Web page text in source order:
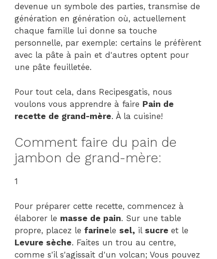
devenue un symbole des parties, transmise de
génération en génération où, actuellement
chaque famille lui donne sa touche
personnelle, par exemple: certains le préfèrent
avec la pâte à pain et d'autres optent pour
une pâte feuilletée.
Pour tout cela, dans Recipesgatis, nous
voulons vous apprendre à faire Pain de
recette de grand-mère. À la cuisine!
Comment faire du pain de
jambon de grand-mère:
1
Pour préparer cette recette, commencez à
élaborer le masse de pain. Sur une table
propre, placez le farinele sel, il sucre et le
Levure sèche. Faites un trou au centre,
comme s'il s'agissait d'un volcan; Vous pouvez